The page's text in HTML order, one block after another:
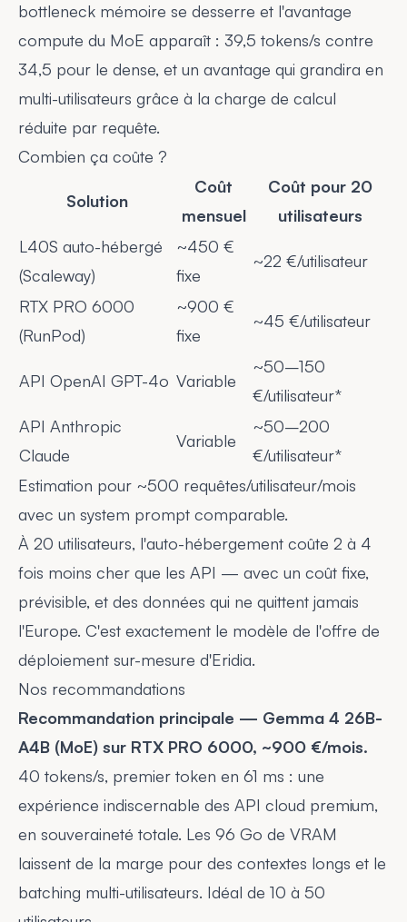
bottleneck mémoire se desserre et l'avantage
compute du MoE apparaît : 39,5 tokens/s contre
34,5 pour le dense, et un avantage qui grandira en
multi-utilisateurs grâce à la charge de calcul
réduite par requête.
Combien ça coûte ?
Solution
Coût
mensuel
Coût pour 20
utilisateurs
L40S auto-hébergé
(Scaleway)
~450 €
fixe
~22 €/utilisateur
RTX PRO 6000
(RunPod)
~900 €
fixe
~45 €/utilisateur
API OpenAI GPT-4o Variable
~50–150
€/utilisateur*
API Anthropic
Claude
Variable
~50–200
€/utilisateur*
Estimation pour ~500 requêtes/utilisateur/mois
avec un system prompt comparable.
À 20 utilisateurs, l'auto-hébergement coûte 2 à 4
fois moins cher que les API — avec un coût fixe,
prévisible, et des données qui ne quittent jamais
l'Europe. C'est exactement le modèle de l'offre de
déploiement sur-mesure d'Eridia.
Nos recommandations
Recommandation principale — Gemma 4 26B-
A4B (MoE) sur RTX PRO 6000, ~900 €/mois.
40 tokens/s, premier token en 61 ms : une
expérience indiscernable des API cloud premium,
en souveraineté totale. Les 96 Go de VRAM
laissent de la marge pour des contextes longs et le
batching multi-utilisateurs. Idéal de 10 à 50